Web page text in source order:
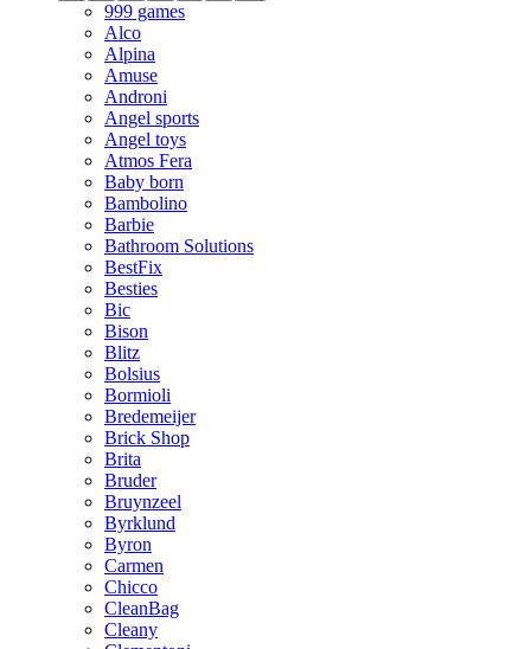
999 games
Alco
Alpina
Amuse
Androni
Angel sports
Angel toys
Atmos Fera
Baby born
Bambolino
Barbie
Bathroom Solutions
BestFix
Besties
Bic
Bison
Blitz
Bolsius
Bormioli
Bredemeijer
Brick Shop
Brita
Bruder
Bruynzeel
Byrklund
Byron
Carmen
Chicco
CleanBag
Cleany